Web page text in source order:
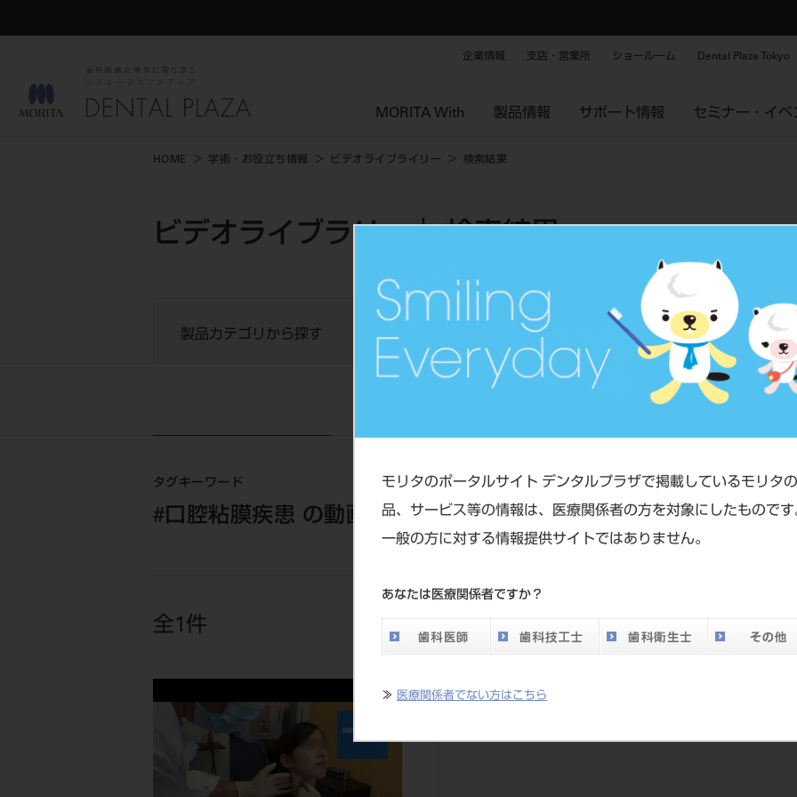
モリタのポータルサイト デンタルプラザで掲載しているモリタ
品、サービス等の情報は、医療関係者の方を対象にしたものです
一般の方に対する情報提供サイトではありません。
あなたは医療関係者ですか？
≫ 医療関係者でない方はこちら
企業情報 支店・営業所 ショールーム Dental Plaza Tokyo
MORITA With 製品情報 サポート情報 セミナー・イベ
HOME 学術・お役立ち情報 ビデオライブライリー 検索結果
ビデオライブラリー｜ 検索結果
製品カテゴリから探す タグから探す
タグキーワード
#口腔粘膜疾患 の動画一覧
全1件